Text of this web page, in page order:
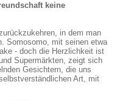
keine
in dem man
Somosomo, mit seinen etwa
- doch die Herzlichkeit ist
Supermärkten, zeigt sich
Gesichtern, die uns
Art, mit